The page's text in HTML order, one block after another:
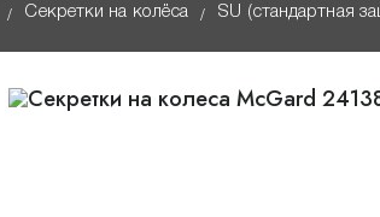
/ Секретки на колёса / SU (стандартная